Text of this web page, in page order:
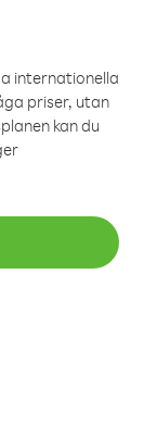
internationella
priser, utan
kan du